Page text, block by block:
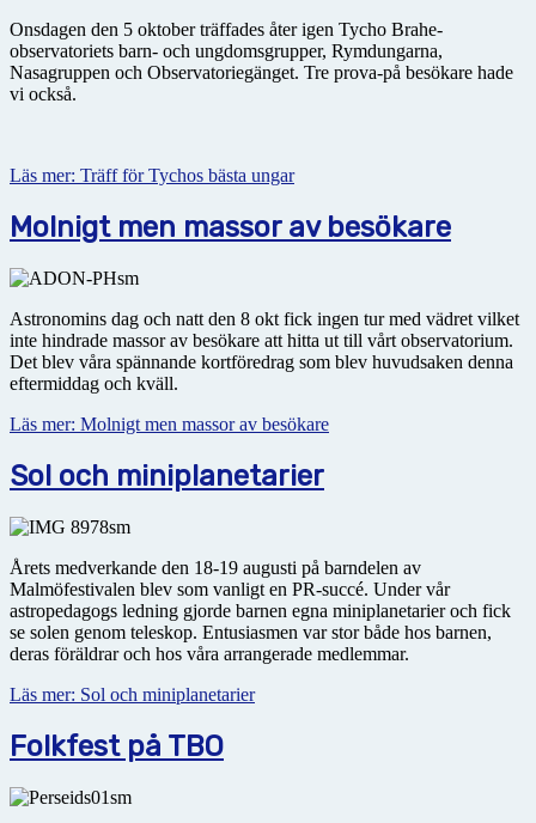
Onsdagen den 5 oktober träffades åter igen Tycho Brahe-
observatoriets barn- och ungdomsgrupper, Rymdungarna,
Nasagruppen och Observatoriegänget. Tre prova-på besökare hade
vi också.
Läs mer: Träff för Tychos bästa ungar
Molnigt men massor av besökare
Astronomins dag och natt den 8 okt fick ingen tur med vädret vilket
inte hindrade massor av besökare att hitta ut till vårt observatorium.
Det blev våra spännande kortföredrag som blev huvudsaken denna
eftermiddag och kväll.
Läs mer: Molnigt men massor av besökare
Sol och miniplanetarier
Årets medverkande den 18-19 augusti på barndelen av
Malmöfestivalen blev som vanligt en PR-succé. Under vår
astropedagogs ledning gjorde barnen egna miniplanetarier och fick
se solen genom teleskop. Entusiasmen var stor både hos barnen,
deras föräldrar och hos våra arrangerade medlemmar.
Läs mer: Sol och miniplanetarier
Folkfest på TBO